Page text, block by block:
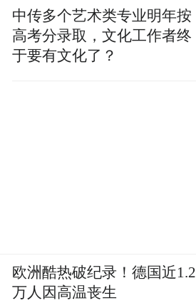
中传多个艺术类专业明年按
高考分录取，文化工作者终
于要有文化了？
欧洲酷热破纪录！德国近1.2
万人因高温丧生